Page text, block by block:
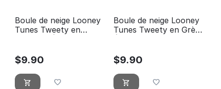
Boule de neige Looney
Tunes Tweety en
$9.90
Boule de neige Looney
Tunes Tweety en Grèce
$9.90